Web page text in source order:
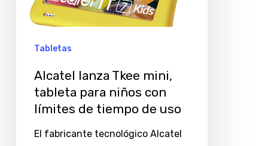
tableta
para
niños
límites
Tabletas
Alcatel lanza Tkee mini,
tableta para niños con
límites de tiempo de uso
El fabricante tecnológico Alcatel